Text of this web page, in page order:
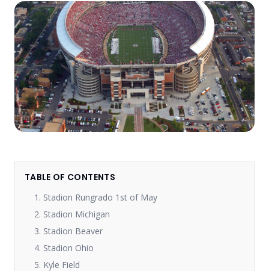
TABLE OF CONTENTS
1. Stadion Rungrado 1st of May
2. Stadion Michigan
3. Stadion Beaver
4. Stadion Ohio
5. Kyle Field